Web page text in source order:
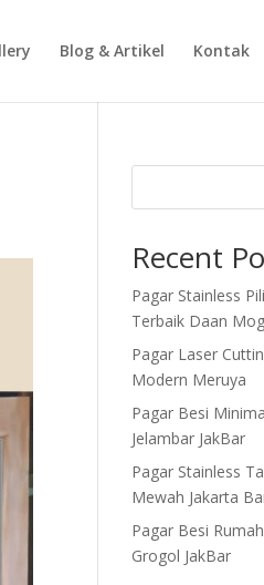
Blog & Artikel Kontak
Recent
Pagar Stainless
Terbaik Daan
Pagar Laser
Modern Meruya
Pagar Besi
Jelambar JakBar
Pagar Stainless
Mewah Jakarta
Pagar Besi
Grogol JakBar